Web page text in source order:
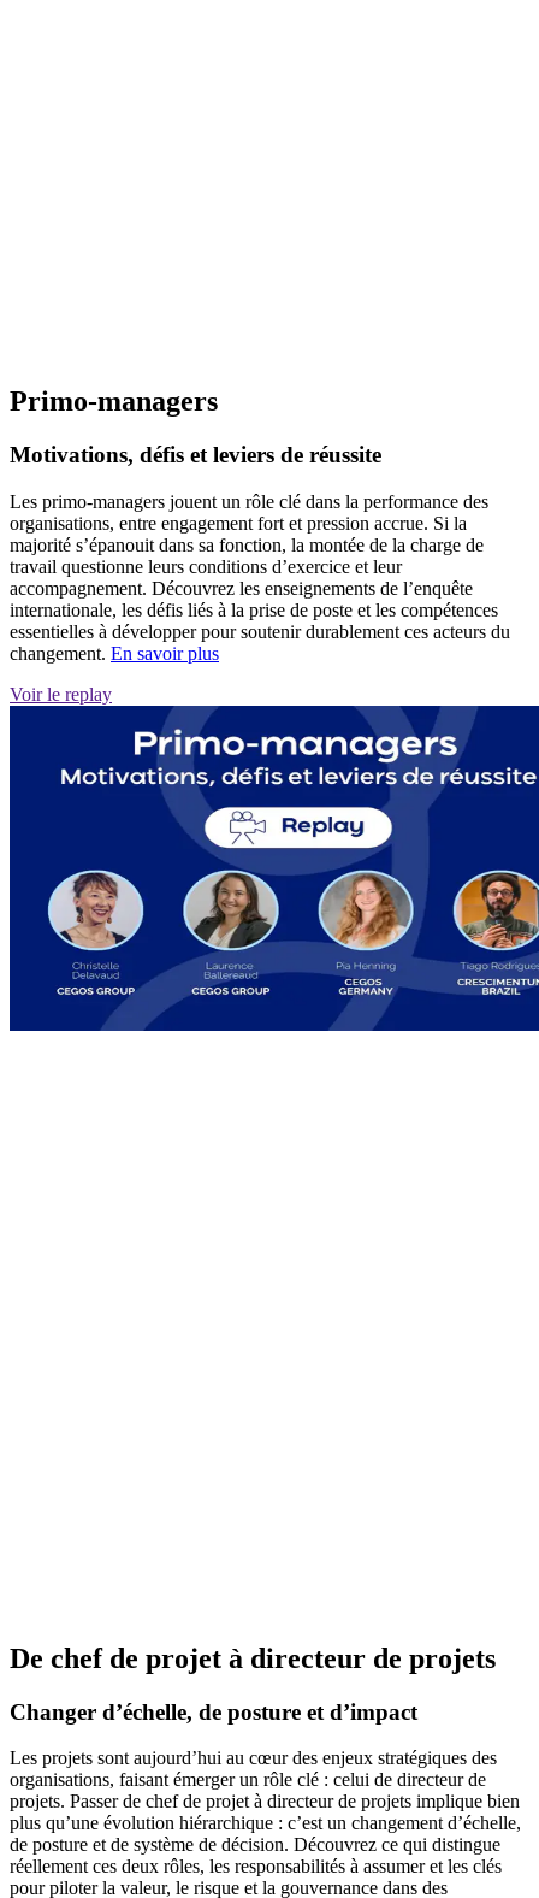
Primo-managers
Motivations, défis et leviers de réussite
Les primo-managers jouent un rôle clé dans la performance des
organisations, entre engagement fort et pression accrue. Si la
majorité s’épanouit dans sa fonction, la montée de la charge de
travail questionne leurs conditions d’exercice et leur
accompagnement. Découvrez les enseignements de l’enquête
internationale, les défis liés à la prise de poste et les compétences
essentielles à développer pour soutenir durablement ces acteurs du
changement. En savoir plus
Voir le replay
De chef de projet à directeur de projets
Changer d’échelle, de posture et d’impact
Les projets sont aujourd’hui au cœur des enjeux stratégiques des
organisations, faisant émerger un rôle clé : celui de directeur de
projets. Passer de chef de projet à directeur de projets implique bien
plus qu’une évolution hiérarchique : c’est un changement d’échelle,
de posture et de système de décision. Découvrez ce qui distingue
réellement ces deux rôles, les responsabilités à assumer et les clés
pour piloter la valeur, le risque et la gouvernance dans des